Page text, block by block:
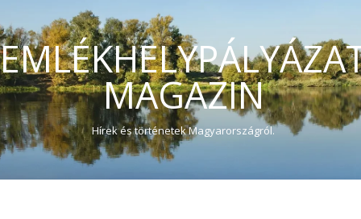
MAGAZIN
Hírek és történetek Magyarországról.